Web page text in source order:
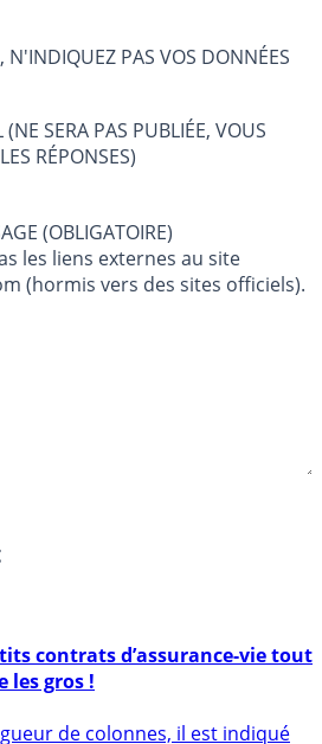
N'INDIQUEZ PAS VOS DONNÉES
SERA PAS PUBLIÉE, VOUS
RÉPONSES)
TEXTE DE VOTRE MESSAGE (OBLIGATOIRE)
les liens externes au site
(hormis vers des sites officiels).
les gros !